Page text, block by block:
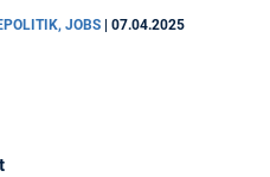
JOBS 07.04.2025